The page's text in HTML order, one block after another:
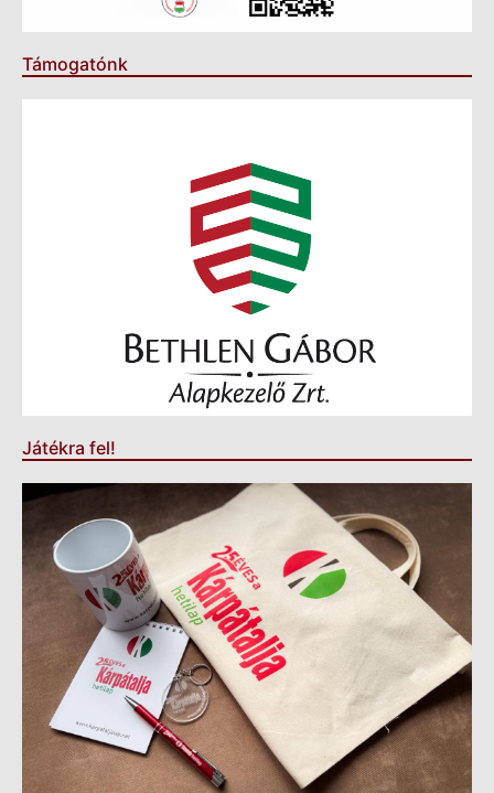
Támogatónk
Játékra fel!